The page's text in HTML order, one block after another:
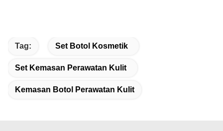
Tag: Set Botol Kosmetik
Set Kemasan Perawatan Kulit
Kemasan Botol Perawatan Kulit